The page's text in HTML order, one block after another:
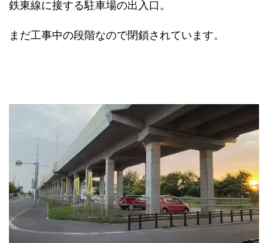
鉄東線に接する駐車場の出入口。
まだ工事中の段階なので閉鎖されています。